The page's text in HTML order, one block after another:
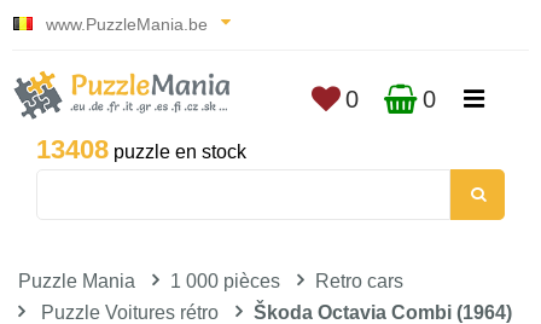
www.PuzzleMania.be
13408 puzzle en stock
0 0
Puzzle Mania 1 000 pièces
Retro cars
Puzzle Voitures rétro
Škoda Octavia Combi (1964)